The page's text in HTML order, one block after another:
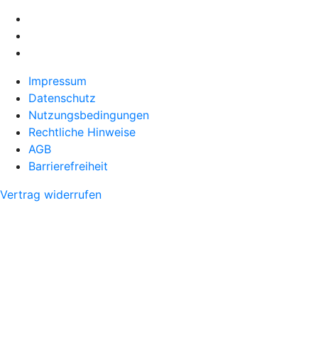
Impressum
Datenschutz
Nutzungsbedingungen
Rechtliche Hinweise
AGB
Barrierefreiheit
Vertrag widerrufen